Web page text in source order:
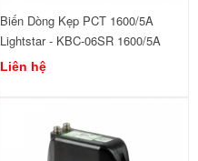
Biến Dòng Kẹp PCT 1600/5A
Lightstar - KBC-06SR 1600/5A
Liên hệ